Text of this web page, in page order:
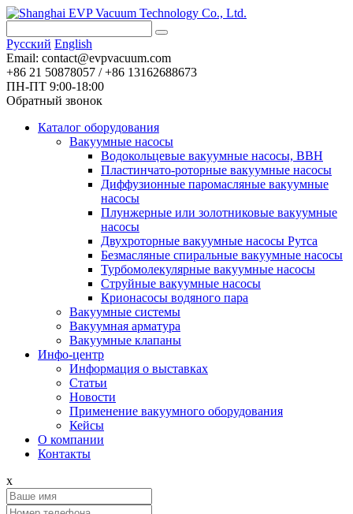
Pусский English
Email: contact@evpvacuum.com
+86 21 50878057 / +86 13162688673
ПН-ПТ 9:00-18:00
Обратный звонок
Каталог оборудования
Вакуумные насосы
Водокольцевые вакуумные насосы, ВВН
Пластинчато-роторные вакуумные насосы
Диффузионные паромасляные вакуумные
насосы
Плунжерные или золотниковые вакуумные
насосы
Двухроторные вакуумные насосы Рутса
Безмасляные спиральные вакуумные насосы
Турбомолекулярные вакуумные насосы
Струйные вакуумные насосы
Крионасосы водяного пара
Вакуумные системы
Вакуумная арматура
Вакуумные клапаны
Инфо-центр
Информация о выставках
Статьи
Новости
Применение вакуумного оборудования
Кейсы
О компании
Контакты
x